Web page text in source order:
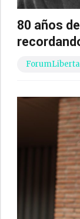
80 años